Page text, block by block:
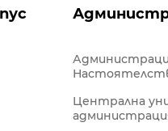
Централна